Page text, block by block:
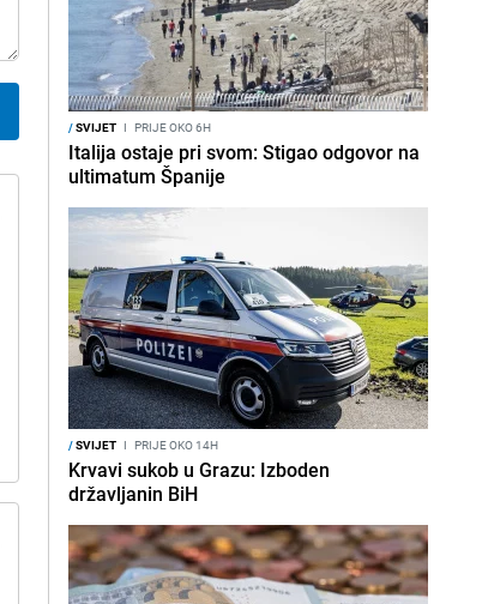
/SVIJET I PRIJE OKO 6H
Italija ostaje pri svom: Stigao odgovor na
ultimatum Španije
/SVIJET I PRIJE OKO 14H
Krvavi sukob u Grazu: Izboden
državljanin BiH